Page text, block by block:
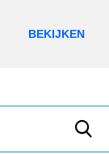
BEKIJKEN